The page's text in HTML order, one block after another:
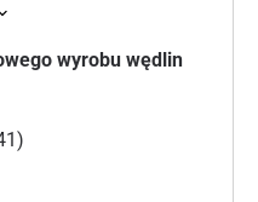
produktów
wyrobu wędlin
141 produktów